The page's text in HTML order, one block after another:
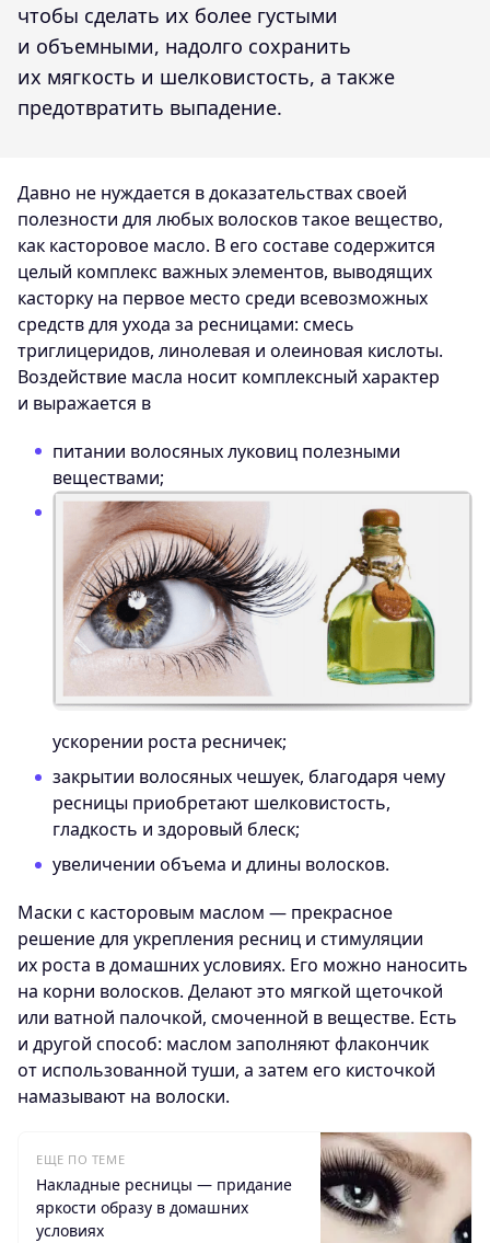
чтобы сделать их более густыми
и объемными, надолго сохранить
их мягкость и шелковистость, а также
предотвратить выпадение.
Давно не нуждается в доказательствах своей
полезности для любых волосков такое вещество,
как касторовое масло. В его составе содержится
целый комплекс важных элементов, выводящих
касторку на первое место среди всевозможных
средств для ухода за ресницами: смесь
триглицеридов, линолевая и олеиновая кислоты.
Воздействие масла носит комплексный характер
и выражается в
питании волосяных луковиц полезными
веществами;
ускорении роста ресничек;
закрытии волосяных чешуек, благодаря чему
ресницы приобретают шелковистость,
гладкость и здоровый блеск;
увеличении объема и длины волосков.
Маски с касторовым маслом — прекрасное
решение для укрепления ресниц и стимуляции
их роста в домашних условиях. Его можно наносить
на корни волосков. Делают это мягкой щеточкой
или ватной палочкой, смоченной в веществе. Есть
и другой способ: маслом заполняют флакончик
от использованной туши, а затем его кисточкой
намазывают на волоски.
ЕЩЕ ПО ТЕМЕ
Накладные ресницы — придание
яркости образу в домашних
условиях